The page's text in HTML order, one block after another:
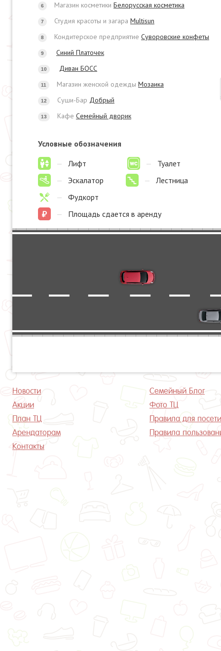
6 Магазин косметики Белорусская косметика
7 Студия красоты и загара Multisun
8 Кондитерское предприятие Суворовские конфеты
9 Синий Платочек
10 Диван БОСС
11 Магазин женской одежды Мозаика
12 Суши-Бар Добрый
13 Кафе Семейный дворик
Условные обозначения
— Лифт — Туалет
— Эскалатор — Лестница
— Фудкорт
— Площадь сдается в аренду
Новости
Акции
План ТЦ
Арендаторам
Контакты
Семейный Блог
Фото ТЦ
Правила для
Правила